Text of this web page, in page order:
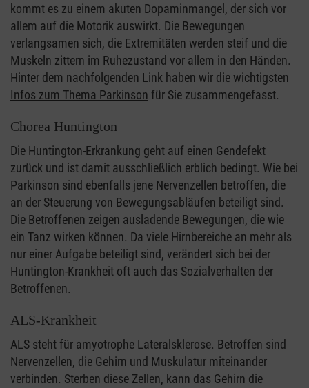
kommt es zu einem akuten Dopaminmangel, der sich vor
allem auf die Motorik auswirkt. Die Bewegungen
verlangsamen sich, die Extremitäten werden steif und die
Muskeln zittern im Ruhezustand vor allem in den Händen.
Hinter dem nachfolgenden Link haben wir die wichtigsten
Infos zum Thema Parkinson für Sie zusammengefasst.
Chorea Huntington
Die Huntington-Erkrankung geht auf einen Gendefekt
zurück und ist damit ausschließlich erblich bedingt. Wie bei
Parkinson sind ebenfalls jene Nervenzellen betroffen, die
an der Steuerung von Bewegungsabläufen beteiligt sind.
Die Betroffenen zeigen ausladende Bewegungen, die wie
ein Tanz wirken können. Da viele Hirnbereiche an mehr als
nur einer Aufgabe beteiligt sind, verändert sich bei der
Huntington-Krankheit oft auch das Sozialverhalten der
Betroffenen.
ALS-Krankheit
ALS steht für amyotrophe Lateralsklerose. Betroffen sind
Nervenzellen, die Gehirn und Muskulatur miteinander
verbinden. Sterben diese Zellen, kann das Gehirn die